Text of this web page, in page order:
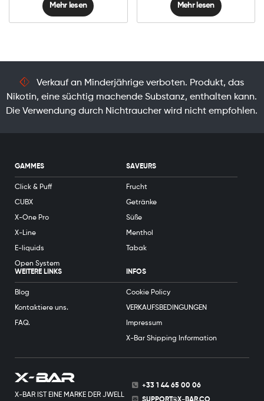
Mehr lesen Mehr lesen
Verkauf an Minderjährige verboten. Produkt, das
Nikotin, eine süchtig machende Substanz, enthalten kann.
Die Verwendung durch Nichtraucher wird nicht empfohlen.
X-BAR IST EINE MARKE DER JWELL
+33 1 44 65 00 06
GAMMES
Click & Puff
CUBX
X-One Pro
X-Line
E-liquids
Open System
SAVEURS
Frucht
Getränke
Süße
Menthol
Tabak
WEITERE LINKS
Blog
Kontaktiere uns.
FAQ.
INFOS
Cookie Policy
VERKAUFSBEDINGUNGEN
Impressum
X-Bar Shipping Information